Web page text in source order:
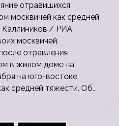
отравишихся
москвичей как средней
Каллиников / РИА
москвичей,
отравления
в жилом доме на
на юго-востоке
средней тяжести. Об…